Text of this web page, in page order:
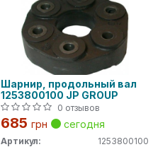
Шарнир, продольный вал
1253800100 JP GROUP
0 отзывов
685 грн сегодня
Артикул:
1253800100